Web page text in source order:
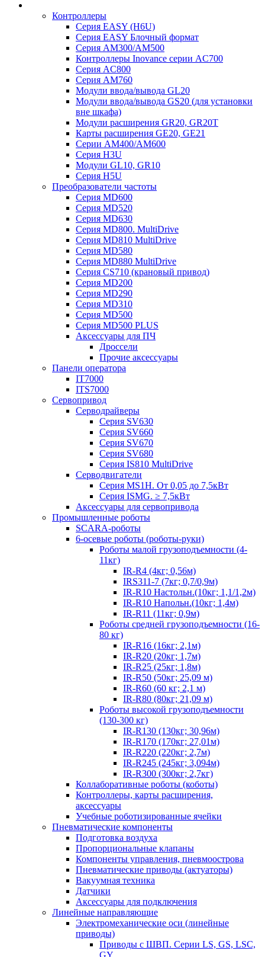
Контроллеры
Серия EASY (H6U)
Серия EASY Блочный формат
Серия AM300/AM500
Контроллеры Inovance серии AC700
Серия AC800
Серия AM760
Модули ввода/вывода GL20
Модули ввода/вывода GS20 (для установки
вне шкафа)
Модули расширения GR20, GR20T
Карты расширения GE20, GE21
Серии AM400/AM600
Серия H3U
Модули GL10, GR10
Серия H5U
Преобразователи частоты
Серия MD600
Серия MD520
Серия MD630
Серия MD800. MultiDrive
Серия MD810 MultiDrive
Серия MD580
Серия MD880 MultiDrive
Серия CS710 (крановый привод)
Серия MD200
Серия MD290
Серия MD310
Серия MD500
Серия MD500 PLUS
Аксессуары для ПЧ
Дроссели
Прочие аксессуары
Панели оператора
IT7000
ITS7000
Сервопривод
Серводрайверы
Серия SV630
Серия SV660
Серия SV670
Серия SV680
Серия IS810 MultiDrive
Серводвигатели
Серия MS1H. От 0,05 до 7,5кВт
Серия ISMG. ≥ 7,5кВт
Аксессуары для сервопривода
Промышленные роботы
SCARA-роботы
6-осевые роботы (роботы-руки)
Роботы малой грузоподъемности (4-
11кг)
IR-R4 (4кг; 0,56м)
IRS311-7 (7кг; 0,7/0,9м)
IR-R10 Настольн.(10кг; 1,1/1,2м)
IR-R10 Напольн.(10кг; 1,4м)
IR-R11 (11кг; 0,9м)
Роботы средней грузоподъемности (16-
80 кг)
IR-R16 (16кг; 2,1м)
IR-R20 (20кг; 1,7м)
IR-R25 (25кг; 1,8м)
IR-R50 (50кг; 25,09 м)
IR-R60 (60 кг; 2,1 м)
IR-R80 (80кг; 21,09 м)
Роботы высокой грузоподъемности
(130-300 кг)
IR-R130 (130кг; 30,96м)
IR-R170 (170кг; 27,01м)
IR-R220 (220кг; 2,7м)
IR-R245 (245кг; 3,094м)
IR-R300 (300кг; 2,7кг)
Коллаборативные роботы (коботы)
Контроллеры, карты расширения,
аксессуары
Учебные роботизированные ячейки
Пневматические компоненты
Подготовка воздуха
Пропорциональные клапаны
Компоненты управления, пневмоострова
Пневматические приводы (актуаторы)
Вакуумная техника
Датчики
Аксессуары для подключения
Линейные направляющие
Электромеханические оси (линейные
приводы)
Приводы с ШВП. Серии LS, GS, LSC,
GY